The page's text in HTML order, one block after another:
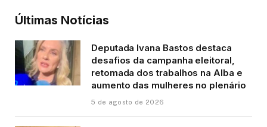
Últimas Notícias
Deputada Ivana Bastos destaca
desafios da campanha eleitoral,
retomada dos trabalhos na Alba e
aumento das mulheres no plenário
5 de agosto de 2026